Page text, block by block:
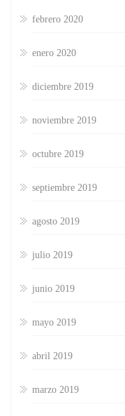
febrero 2020
enero 2020
diciembre 2019
noviembre 2019
octubre 2019
septiembre 2019
agosto 2019
julio 2019
junio 2019
mayo 2019
abril 2019
marzo 2019